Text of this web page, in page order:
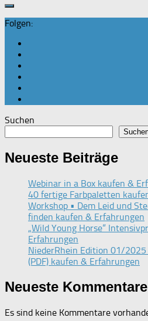
Folgen:
Suchen
Neueste Beiträge
Webinar in a Box kaufen &
40 fertige Farbpaletten
Workshop • Dem Leid und
finden kaufen & Erfahrungen
„Wild Young Horse“
Erfahrungen
NiederRhein Edition 01/
(PDF) kaufen & Erfahrungen
Neueste Kommentare
Es sind keine Kommentare